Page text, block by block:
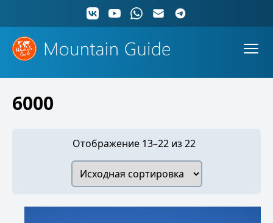
6000
Отображение 13–22 из 22